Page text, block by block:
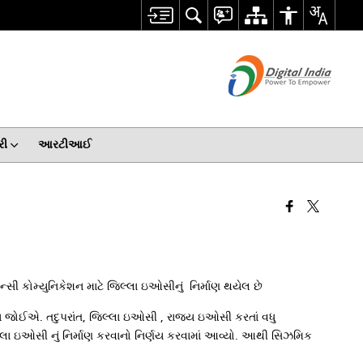
આરટીઆઈ
કોમ્યુનિકેશન માટે જિલ્લા ઇઓસીનું નિર્માણ થયેલ છે
જોઈએ. તદુપરાંત, જિલ્લા ઇઓસી , રાજ્ય ઇઓસી કરતાં વધુ
ઇઓસી નું નિર્માણ કરવાનો નિર્ણય કરવામાં આવ્યો. આથી સિઝમિક